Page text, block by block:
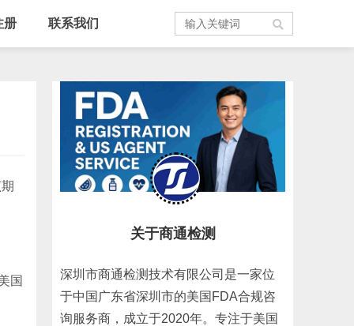
册 联系我们
国
关于商通检测
深圳市商通检测技术有限公司是一家位
于中国广东省深圳市的美国FDA合规咨
询服务商，成立于2020年。专注于美国